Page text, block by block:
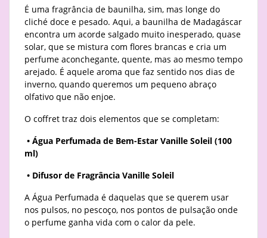
É uma fragrância de baunilha, sim, mas longe do
cliché doce e pesado. Aqui, a baunilha de Madagáscar
encontra um acorde salgado muito inesperado, quase
solar, que se mistura com flores brancas e cria um
perfume aconchegante, quente, mas ao mesmo tempo
arejado. É aquele aroma que faz sentido nos dias de
inverno, quando queremos um pequeno abraço
olfativo que não enjoe.
O coffret traz dois elementos que se completam:
• Água Perfumada de Bem-Estar Vanille Soleil (100
ml)
• Difusor de Fragrância Vanille Soleil
A Água Perfumada é daquelas que se querem usar
nos pulsos, no pescoço, nos pontos de pulsação onde
o perfume ganha vida com o calor da pele.